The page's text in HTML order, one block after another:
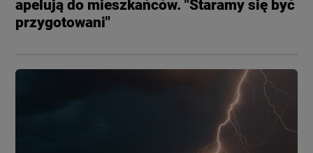
apelują do mieszkańców. "Staramy się być
przygotowani"